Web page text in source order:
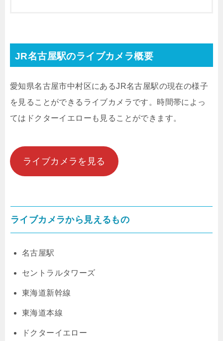
JR名古屋駅のライブカメラ概要
愛知県名古屋市中村区にあるJR名古屋駅の現在の様子
を見ることができるライブカメラです。時間帯によっ
てはドクターイエローも見ることができます。
ライブカメラを見る
ライブカメラから見えるもの
名古屋駅
セントラルタワーズ
東海道新幹線
東海道本線
ドクターイエロー